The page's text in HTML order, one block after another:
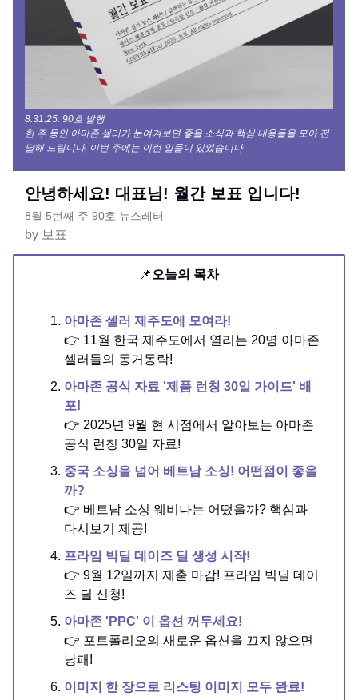
8.31.25. 90호 발행
한 주 동안 아마존 셀러가 눈여겨보면 좋을 소식과 핵심 내용들을 모아 전
달해 드립니다. 이번 주에는 이런 일들이 있었습니다
안녕하세요! 대표님! 월간 보표 입니다!
8월 5번째 주 90호 뉴스레터
by 보표
📌오늘의 목차
아마존 셀러 제주도에 모여라!
👉 11월 한국 제주도에서 열리는 20명 아마존
셀러들의 동거동락!
아마존 공식 자료 '제품 런칭 30일 가이드' 배
포!
👉 2025년 9월 현 시점에서 알아보는 아마존
공식 런칭 30일 자료!
중국 소싱을 넘어 베트남 소싱! 어떤점이 좋을
까?
👉 베트남 소싱 웨비나는 어땠을까? 핵심과
다시보기 제공!
프라임 빅딜 데이즈 딜 생성 시작!
👉 9월 12일까지 제출 마감! 프라임 빅딜 데이
즈 딜 신청!
아마존 'PPC' 이 옵션 꺼두세요!
👉 포트폴리오의 새로운 옵션을 끄지 않으면
낭패!
이미지 한 장으로 리스팅 이미지 모두 완료!